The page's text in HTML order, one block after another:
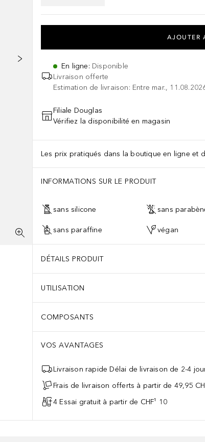
AJOUTER
En ligne: Disponible
Livraison offerte
Estimation de livraison: Entre mar.,
Filiale Douglas
Vérifiez la disponibilité en magasin
Les prix pratiqués dans la boutique en ligne et
INFORMATIONS SUR LE PRODUIT
sans silicone sans
sans paraffine végan
DÉTAILS PRODUIT
UTILISATION
COMPOSANTS
VOS AVANTAGES
Livraison rapide Délai de livraison de 2-4
Frais de livraison offerts à partir de 49,95
4 Essai gratuit à partir de CHF¹ 10